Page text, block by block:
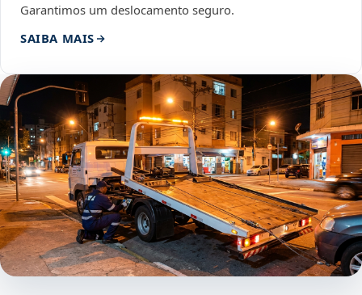
Garantimos um deslocamento seguro.
SAIBA MAIS